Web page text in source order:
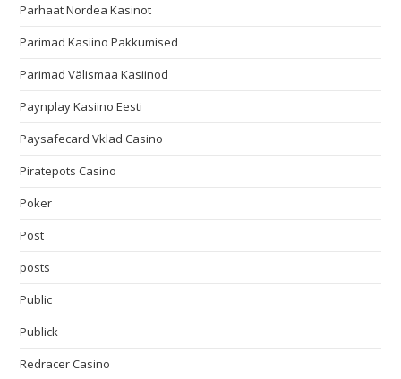
Parhaat Nordea Kasinot
Parimad Kasiino Pakkumised
Parimad Välismaa Kasiinod
Paynplay Kasiino Eesti
Paysafecard Vklad Casino
Piratepots Casino
Poker
Post
posts
Public
Publick
Redracer Casino